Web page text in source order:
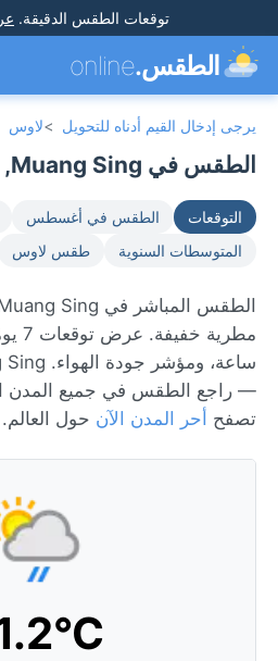
توقعات الطقس الدقيقة.
الطقس.online
يرجى إدخال القيم أدناه للتحويل >لاوس
الطقس في Muang Sing, لاوس 🇱🇦
التوقعات الطقس في أغسطس
المتوسطات السنوية
طقس لاوس
ساعة، ومؤشر جودة الهواء. Muang Sing تقع في
— راجع الطقس في جميع المدن
تصفح أحر المدن الآن حول العالم.